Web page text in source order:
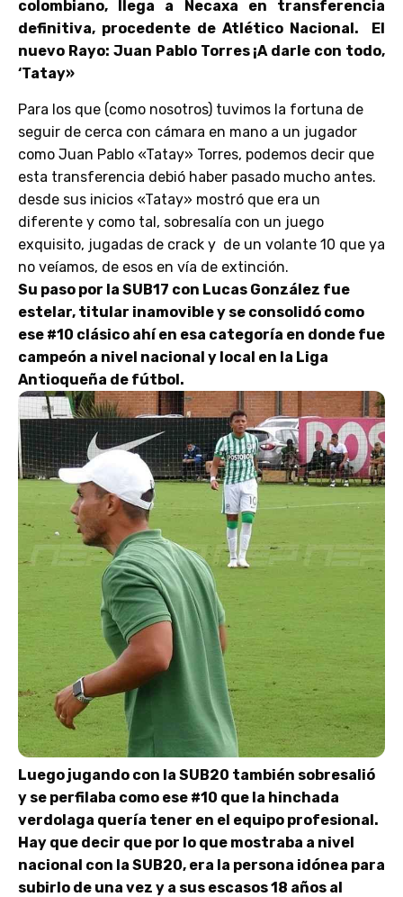
colombiano, llega a Necaxa en transferencia
definitiva, procedente de Atlético Nacional.
El
nuevo Rayo: Juan Pablo Torres ¡A darle con todo,
‘Tatay»
Para los que (como nosotros) tuvimos la fortuna de
seguir de cerca con cámara en mano a un jugador
como Juan Pablo «Tatay» Torres, podemos decir que
esta transferencia debió haber pasado mucho antes.
desde sus inicios «Tatay» mostró que era un
diferente y como tal, sobresalía con un juego
exquisito, jugadas de crack y de un volante 10 que ya
no veíamos, de esos en vía de extinción.
Su paso por la SUB17 con Lucas González fue
estelar, titular inamovible y se consolidó como
ese #10 clásico ahí en esa categoría en donde fue
campeón a nivel nacional y local en la Liga
Antioqueña de fútbol.
Luego jugando con la SUB20 también sobresalió
y se perfilaba como ese #10 que la hinchada
verdolaga quería tener en el equipo profesional.
Hay que decir que por lo que mostraba a nivel
nacional con la SUB20, era la persona idónea para
subirlo de una vez y a sus escasos 18 años al